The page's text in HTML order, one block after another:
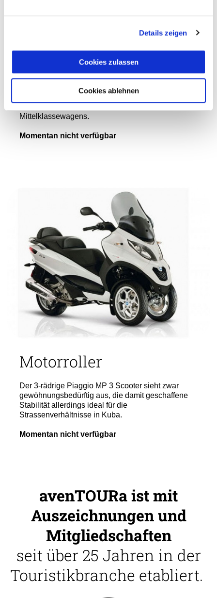
Details zeigen
Cookies zulassen
Cookies ablehnen
Minivans
Mittelklassewagens.
Momentan nicht verfügbar
Motorroller
Der 3-rädrige Piaggio MP 3 Scooter sieht zwar
gewöhnungsbedürftig aus, die damit geschaffene
Stabilität allerdings ideal für die
Strassenverhältnisse in Kuba.
Momentan nicht verfügbar
avenTOURa ist mit
Auszeichnungen und
Mitgliedschaften
seit über 25 Jahren in der
Touristikbranche etabliert.